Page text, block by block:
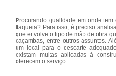
Procurando qualidade em onde
Itaquera? Para isso, é preciso
que envolve o tipo de mão de obra
caçambas, entre outros assuntos.
um local para o descarte
existam multas aplicadas à
oferecem o serviço.